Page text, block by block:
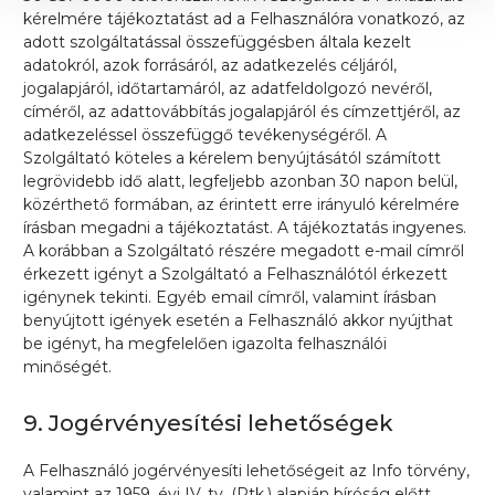
kérelmére tájékoztatást ad a Felhasználóra vonatkozó, az
adott szolgáltatással összefüggésben általa kezelt
adatokról, azok forrásáról, az adatkezelés céljáról,
jogalapjáról, időtartamáról, az adatfeldolgozó nevéről,
címéről, az adattovábbítás jogalapjáról és címzettjéről, az
adatkezeléssel összefüggő tevékenységéről. A
Szolgáltató köteles a kérelem benyújtásától számított
legrövidebb idő alatt, legfeljebb azonban 30 napon belül,
közérthető formában, az érintett erre irányuló kérelmére
írásban megadni a tájékoztatást. A tájékoztatás ingyenes.
A korábban a Szolgáltató részére megadott e-mail címről
érkezett igényt a Szolgáltató a Felhasználótól érkezett
igénynek tekinti. Egyéb email címről, valamint írásban
benyújtott igények esetén a Felhasználó akkor nyújthat
be igényt, ha megfelelően igazolta felhasználói
minőségét.
9. Jogérvényesítési lehetőségek
A Felhasználó jogérvényesíti lehetőségeit az Info törvény,